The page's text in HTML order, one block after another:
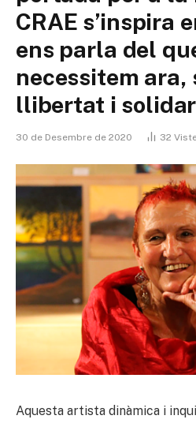
CRAE s’inspira
ens parla del
necessitem ara,
llibertat i
30 de Desembre de 2020 32
Aquesta artista dinàmica i